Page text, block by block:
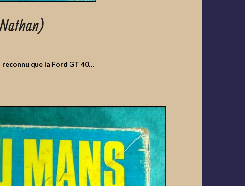
reconnu que la Ford GT 40…